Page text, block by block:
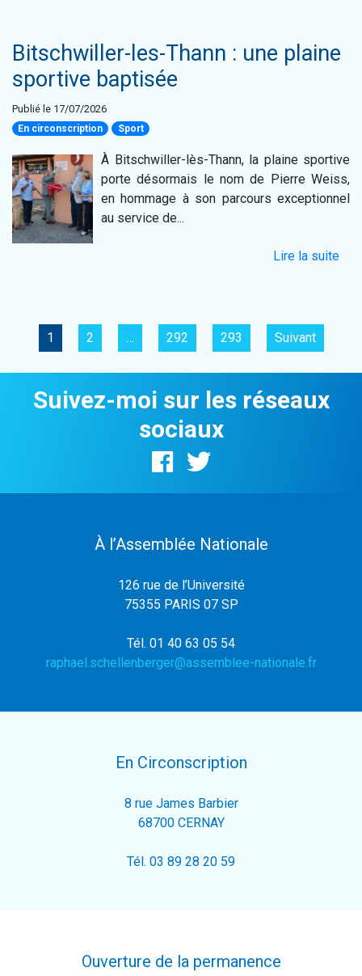
Bitschwiller-les-Thann : une plaine
sportive baptisée
Publié le 17/07/2026
En circonscription Sport
À Bitschwiller-lès-Thann, la plaine sportive
porte désormais le nom de Pierre Weiss,
en hommage à son parcours exceptionnel
au service de...
Lire la suite
1 2 … 292 293 Suivant
Suivez-moi sur les réseaux
sociaux
À l’Assemblée Nationale
126 rue de l’Université
75355 PARIS 07 SP
Tél. 01 40 63 05 54
raphael.schellenberger@assemblee-nationale.fr
En Circonscription
8 rue James Barbier
68700 CERNAY
Tél. 03 89 28 20 59
Ouverture de la permanence